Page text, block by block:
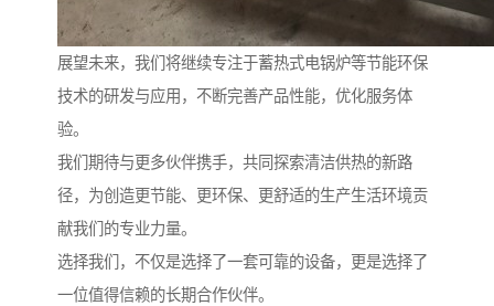
展望未来，我们将继续专注于蓄热式电锅炉等节能环保
技术的研发与应用，不断完善产品性能，优化服务体
验。
我们期待与更多伙伴携手，共同探索清洁供热的新路
径，为创造更节能、更环保、更舒适的生产生活环境贡
献我们的专业力量。
选择我们，不仅是选择了一套可靠的设备，更是选择了
一位值得信赖的长期合作伙伴。